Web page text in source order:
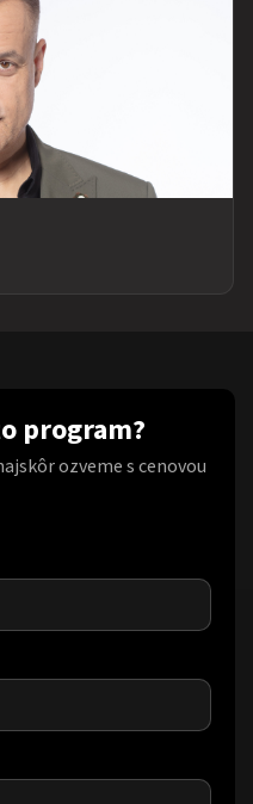
program?
ozveme s cenovou